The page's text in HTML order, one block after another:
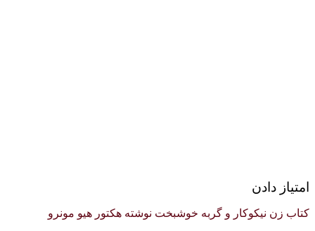
امتیاز دادن
کتاب زن نیکوکار و گربه خوشبخت نوشته هکتور هیو مونرو